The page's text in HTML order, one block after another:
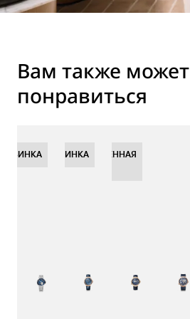
Вам также может
понравиться
НОВИНКА
НОВИНКА
ОГРАНИЧЕННАЯ